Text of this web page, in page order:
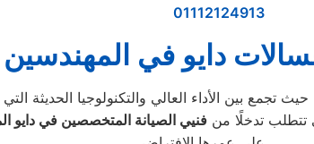
01112124913
دايو في المهندسين
تتطلب تدخلًا من فنيي الصيانة المتخصصين في دايو